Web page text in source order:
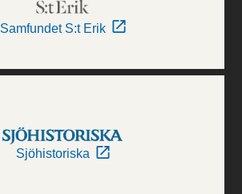
Samfundet S:t Erik
Sjöhistoriska